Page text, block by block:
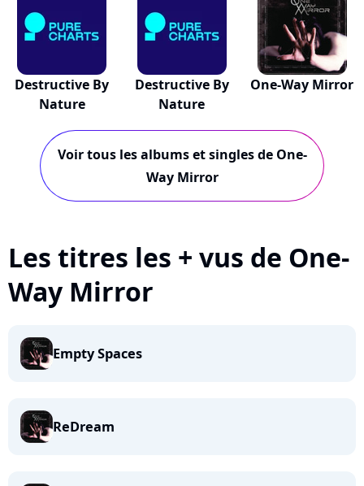
Destructive By
Nature
Destructive By
Nature
One-Way Mirror
Voir tous les albums et singles de One-
Way Mirror
Les titres les + vus de One-
Way Mirror
Empty Spaces
ReDream